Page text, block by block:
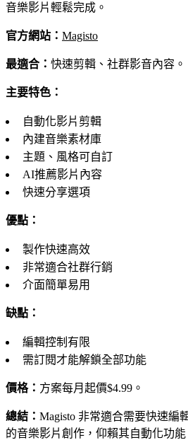
音樂影片輕鬆完成。
官方網站： Magisto
最適合： 快速剪輯、社群影音內容。
主要特色：
自動化影片剪輯
內建音樂素材庫
主題、風格可自訂
AI推薦影片內容
快速分享選項
優點：
製作快速高效
非常適合社群行銷
介面簡單易用
缺點：
編輯控制有限
需訂閱才能解鎖全部功能
價格： 方案每月起價$4.99。
總結： Magisto 非常適合需要快速編
的音樂影片創作，仰賴其自動化功能